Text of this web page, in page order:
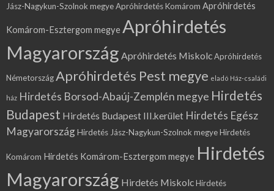
Jász-Nagykun-Szolnok megyeApróhirdetés Komárom Apróhirdetés
Komárom-Esztergom megyeApróhirdetés
Magyarország Apróhirdetés MiskolcApróhirdetés
NémetországApróhirdetés Pest megye eladó Ház-családi
ház Hirdetés Borsod-Abaúj-Zemplén megye Hirdetés
Budapest Hirdetés Budapest III.kerület Hirdetés Egész
MagyarországHirdetés Jász-Nagykun-Szolnok megyeHirdetés
Komárom Hirdetés Komárom-Esztergom megye Hirdetés
Magyarország Hirdetés MiskolcHirdetés